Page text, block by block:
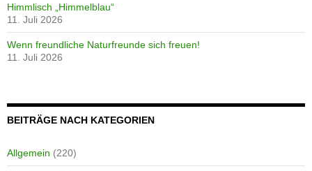
Himmlisch „Himmelblau“
11. Juli 2026
Wenn freundliche Naturfreunde sich freuen!
11. Juli 2026
BEITRÄGE NACH KATEGORIEN
Allgemein (220)